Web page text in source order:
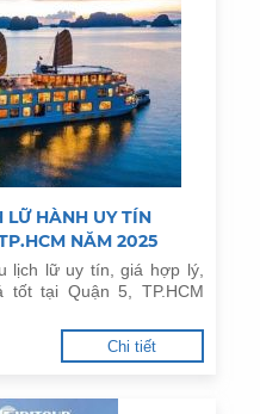
LỮ HÀNH UY TÍN
NĂM 2025
lịch lữ uy tín, giá hợp lý,
tốt tại Quận 5, TP.HCM
Chi tiết